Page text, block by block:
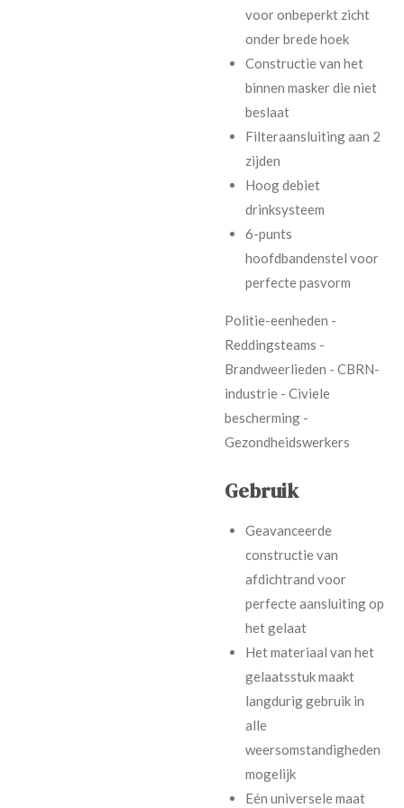
voor onbeperkt zicht
onder brede hoek
Constructie van het
binnen masker die niet
beslaat
Filteraansluiting aan 2
zijden
Hoog debiet
drinksysteem
6-punts
hoofdbandenstel voor
perfecte pasvorm
Politie-eenheden -
Reddingsteams -
Brandweerlieden - CBRN-
industrie - Civiele
bescherming -
Gezondheidswerkers
Gebruik
Geavanceerde
constructie van
afdichtrand voor
perfecte aansluiting op
het gelaat
Het materiaal van het
gelaatsstuk maakt
langdurig gebruik in
alle
weersomstandigheden
mogelijk
Eén universele maat